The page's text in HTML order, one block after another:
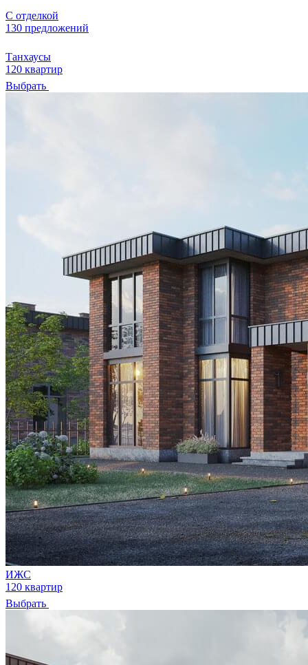
С отделкой
130 предложений
Танхаусы
120 квартир
Выбрать
ИЖС
120 квартир
Выбрать